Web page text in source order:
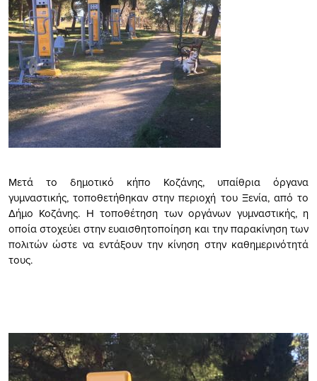
Μετά το δημοτικό κήπο Κοζάνης, υπαίθρια όργανα
γυμναστικής, τοποθετήθηκαν στην περιοχή του Ξενία, από το
Δήμο Κοζάνης. Η τοποθέτηση των οργάνων γυμναστικής, η
οποία στοχεύει στην ευαισθητοποίηση και την παρακίνηση των
πολιτών ώστε να εντάξουν την κίνηση στην καθημερινότητά
τους.